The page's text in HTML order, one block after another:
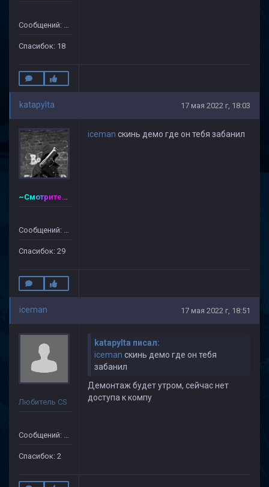
Сообщений: 505
Спасибок: 18
katapylta 17 мая 2022 г, 18:03
~Смотритель~CSDM ©
Сообщений: 128
Спасибок: 29
iceman скинь демо где он тебя забанил
iceman 17 мая 2022 г, 18:51
Любитель CS
Сообщений: 36
Спасибок: 2
katapylta писал:
iceman скинь демо где он тебя
забанил
Демонтаж будет утром, сейчас нет
доступа к компу